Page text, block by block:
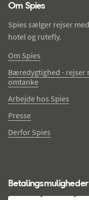
Om Spies
Spies sælger rejser
hotel og rutefly.
Om Spies
Bæredygtighed - rejser
omtanke
Arbejde hos Spies
Presse
Derfor Spies
Betalingsmuligheder